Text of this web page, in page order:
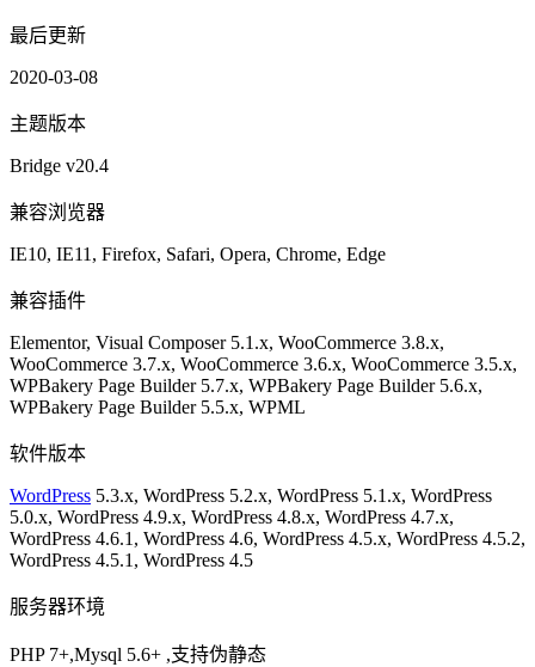
最后更新
2020-03-08
主题版本
Bridge v20.4
兼容浏览器
IE10, IE11, Firefox, Safari, Opera, Chrome, Edge
兼容插件
Elementor, Visual Composer 5.1.x, WooCommerce 3.8.x,
WooCommerce 3.7.x, WooCommerce 3.6.x, WooCommerce 3.5.x,
WPBakery Page Builder 5.7.x, WPBakery Page Builder 5.6.x,
WPBakery Page Builder 5.5.x, WPML
软件版本
WordPress 5.3.x, WordPress 5.2.x, WordPress 5.1.x, WordPress
5.0.x, WordPress 4.9.x, WordPress 4.8.x, WordPress 4.7.x,
WordPress 4.6.1, WordPress 4.6, WordPress 4.5.x, WordPress 4.5.2,
WordPress 4.5.1, WordPress 4.5
服务器环境
PHP 7+,Mysql 5.6+ ,支持伪静态